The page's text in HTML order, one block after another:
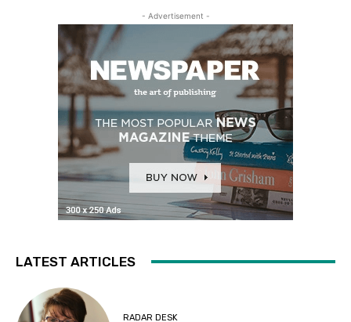
- Advertisement -
LATEST ARTICLES
RADAR DESK